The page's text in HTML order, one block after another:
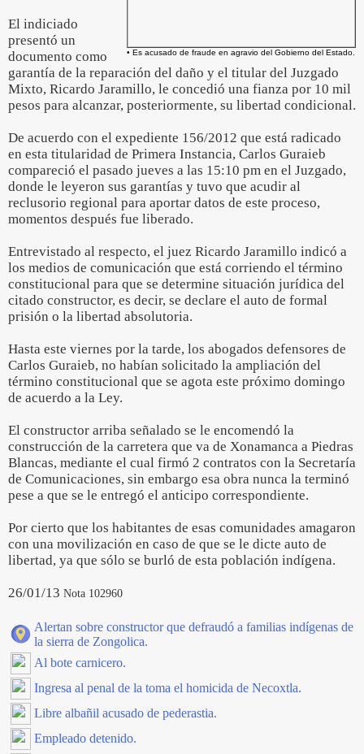
• Es acusado de fraude en agravio del Gobierno del Estado.
El indiciado
presentó un
documento como
garantía de la reparación del daño y el titular del Juzgado
Mixto, Ricardo Jaramillo, le concedió una fianza por 10 mil
pesos para alcanzar, posteriormente, su libertad condicional.
De acuerdo con el expediente 156/2012 que está radicado
en esta titularidad de Primera Instancia, Carlos Guraieb
compareció el pasado jueves a las 15:10 pm en el Juzgado,
donde le leyeron sus garantías y tuvo que acudir al
reclusorio regional para aportar datos de este proceso,
momentos después fue liberado.
Entrevistado al respecto, el juez Ricardo Jaramillo indicó a
los medios de comunicación que está corriendo el término
constitucional para que se determine situación jurídica del
citado constructor, es decir, se declare el auto de formal
prisión o la libertad absolutoria.
Hasta este viernes por la tarde, los abogados defensores de
Carlos Guraieb, no habían solicitado la ampliación del
término constitucional que se agota este próximo domingo
de acuerdo a la Ley.
El constructor arriba señalado se le encomendó la
construcción de la carretera que va de Xonamanca a Piedras
Blancas, mediante el cual firmó 2 contratos con la Secretaría
de Comunicaciones, sin embargo esa obra nunca la terminó
pese a que se le entregó el anticipo correspondiente.
Por cierto que los habitantes de esas comunidades amagaron
con una movilización en caso de que se le dicte auto de
libertad, ya que sólo se burló de esta población indígena.
26/01/13 Nota 102960
Alertan sobre constructor que defraudó a familias indígenas de
la sierra de Zongolica.
Al bote carnicero.
Ingresa al penal de la toma el homicida de Necoxtla.
Libre albañil acusado de pederastia.
Empleado detenido.